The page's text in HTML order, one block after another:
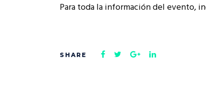
Para toda la información del evento,